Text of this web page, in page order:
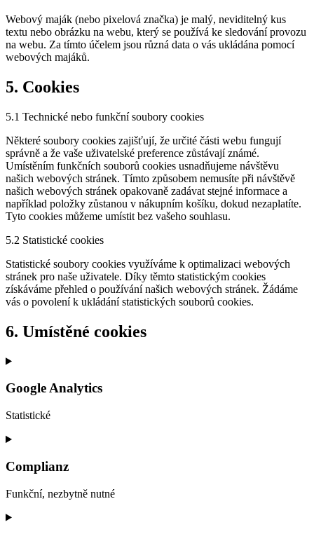
Webový maják (nebo pixelová značka) je malý, neviditelný kus
textu nebo obrázku na webu, který se používá ke sledování provozu
na webu. Za tímto účelem jsou různá data o vás ukládána pomocí
webových majáků.
5. Cookies
5.1 Technické nebo funkční soubory cookies
Některé soubory cookies zajišťují, že určité části webu fungují
správně a že vaše uživatelské preference zůstávají známé.
Umístěním funkčních souborů cookies usnadňujeme návštěvu
našich webových stránek. Tímto způsobem nemusíte při návštěvě
našich webových stránek opakovaně zadávat stejné informace a
například položky zůstanou v nákupním košíku, dokud nezaplatíte.
Tyto cookies můžeme umístit bez vašeho souhlasu.
5.2 Statistické cookies
Statistické soubory cookies využíváme k optimalizaci webových
stránek pro naše uživatele. Díky těmto statistickým cookies
získáváme přehled o používání našich webových stránek. Žádáme
vás o povolení k ukládání statistických souborů cookies.
6. Umístěné cookies
Google Analytics
Statistické
Consent
service
google-
analytics
Complianz
Funkční, nezbytně nutné
Consent